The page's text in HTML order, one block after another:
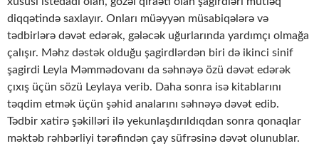
diqqətində saxlayır. Onları müəyyən müsabiqələrə və
tədbirlərə dəvət edərək, gələcək uğurlarında yardımçı olmağa
çalışır. Məhz dəstək olduğu şagirdlərdən biri də ikinci sinif
şagirdi Leyla Məmmədovanı da səhnəyə özü dəvət edərək
çıxış üçün sözü Leylaya verib. Daha sonra isə kitablarını
təqdim etmək üçün şəhid analarını səhnəyə dəvət edib.
Tədbir xatirə şəkilləri ilə yekunlaşdırıldıqdan sonra qonaqlar
məktəb rəhbərliyi tərəfindən çay süfrəsinə dəvət olunublar.